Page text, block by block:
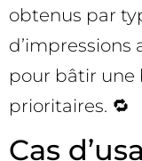
obtenus par
d’impressions
pour bâtir une
prioritaires. 🔁
Cas